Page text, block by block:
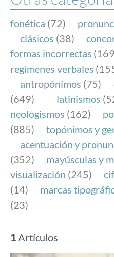
SOBRE LA
FundéuRAE es una
y la Real Academia
el buen uso del
Internet.
fonética (72)
clásicos (38)
formas incorrectas
regímenes verbales
antropónimos (75)
(649)
latinismos
neologismos (162)
(885)
topónimos y
acentuación y
(352)
mayúsculas y
visualización (245)
(14)
marcas
(23)
1 Artículos